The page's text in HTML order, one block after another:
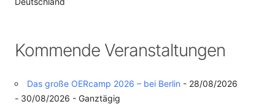
Kommende Veranstaltungen
Das große OERcamp 2026 – bei Berlin - 28/08/2026
- 30/08/2026 - Ganztägig